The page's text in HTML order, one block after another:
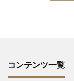
コンテンツ一覧